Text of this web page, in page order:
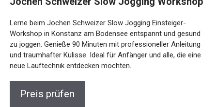
Workshop
Lerne beim Jochen Schweizer Slow Jogging Einsteiger-
Workshop in Konstanz am Bodensee entspannt und
gesund zu joggen. Genieße 90 Minuten mit professioneller
Anleitung und traumhafter Kulisse. Ideal für Anfänger und
Preis prüfen